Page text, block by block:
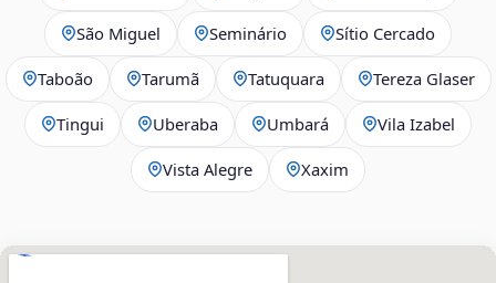
São Miguel Seminário Sítio Cercado
Taboão Tarumã Tatuquara Tereza Glaser
Tingui Uberaba Umbará Vila Izabel
Vista Alegre Xaxim